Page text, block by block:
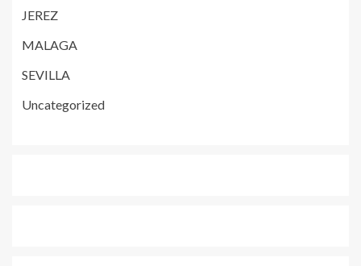
JEREZ
MALAGA
SEVILLA
Uncategorized